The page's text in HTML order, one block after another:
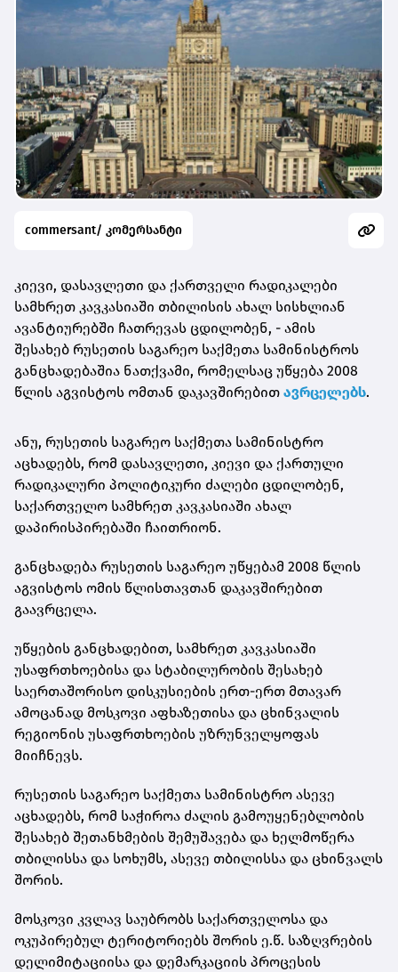
commersant/ კომერსანტი
კიევი, დასავლეთი და ქართველი რადიკალები
სამხრეთ კავკასიაში თბილისის ახალ სისხლიან
ავანტიურებში ჩათრევას ცდილობენ, - ამის
შესახებ რუსეთის საგარეო საქმეთა სამინისტროს
განცხადებაშია ნათქვამი, რომელსაც უწყება 2008
წლის აგვისტოს ომთან დაკავშირებით ავრცელებს.
ანუ, რუსეთის საგარეო საქმეთა სამინისტრო
აცხადებს, რომ დასავლეთი, კიევი და ქართული
რადიკალური პოლიტიკური ძალები ცდილობენ,
საქართველო სამხრეთ კავკასიაში ახალ
დაპირისპირებაში ჩაითრიონ.
განცხადება რუსეთის საგარეო უწყებამ 2008 წლის
აგვისტოს ომის წლისთავთან დაკავშირებით
გაავრცელა.
უწყების განცხადებით, სამხრეთ კავკასიაში
უსაფრთხოებისა და სტაბილურობის შესახებ
საერთაშორისო დისკუსიების ერთ-ერთ მთავარ
ამოცანად მოსკოვი აფხაზეთისა და ცხინვალის
რეგიონის უსაფრთხოების უზრუნველყოფას
მიიჩნევს.
რუსეთის საგარეო საქმეთა სამინისტრო ასევე
აცხადებს, რომ საჭიროა ძალის გამოუყენებლობის
შესახებ შეთანხმების შემუშავება და ხელმოწერა
თბილისსა და სოხუმს, ასევე თბილისსა და ცხინვალს
შორის.
მოსკოვი კვლავ საუბრობს საქართველოსა და
ოკუპირებულ ტერიტორიებს შორის ე.წ. საზღვრების
დელიმიტაციისა და დემარკაციის პროცესის